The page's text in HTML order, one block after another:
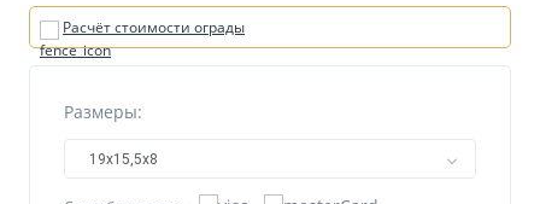
Расчёт стоимости ограды
Размеры:
19х15,5х8